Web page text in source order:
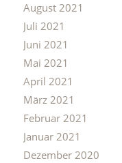
August 2021
Juli 2021
Juni 2021
Mai 2021
April 2021
März 2021
Februar 2021
Januar 2021
Dezember 2020